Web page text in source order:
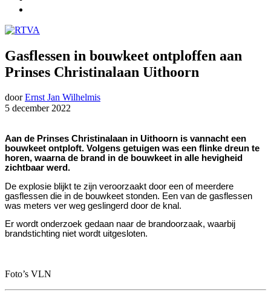
Gasflessen in bouwkeet ontploffen aan
Prinses Christinalaan Uithoorn
doorErnst Jan Wilhelmis
5 december 2022
Aan de Prinses Christinalaan in Uithoorn is vannacht een
bouwkeet ontploft. Volgens getuigen was een flinke dreun te
horen, waarna de brand in de bouwkeet in alle hevigheid
zichtbaar werd.
De explosie blijkt te zijn veroorzaakt door een of meerdere
gasflessen die in de bouwkeet stonden. Een van de gasflessen
was meters ver weg geslingerd door de knal.
Er wordt onderzoek gedaan naar de brandoorzaak, waarbij
brandstichting niet wordt uitgesloten.
Foto’s VLN